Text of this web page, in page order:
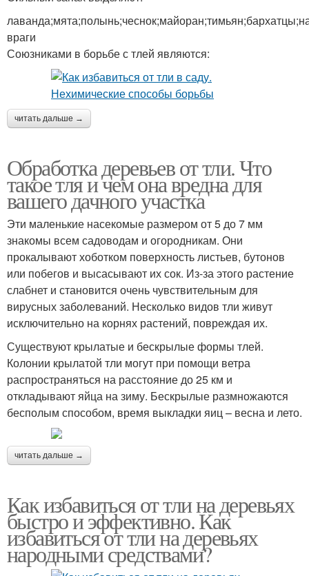
враги
Союзниками в борьбе с тлей являются:
читать дальше →
Обработка деревьев от тли. Что
такое тля и чем она вредна для
вашего дачного участка
Эти маленькие насекомые размером от 5 до 7 мм
знакомы всем садоводам и огородникам. Они
прокалывают хоботком поверхность листьев, бутонов
или побегов и высасывают их сок. Из-за этого растение
слабнет и становится очень чувствительным для
вирусных заболеваний. Несколько видов тли живут
исключительно на корнях растений, повреждая их.
Существуют крылатые и бескрылые формы тлей.
Колонии крылатой тли могут при помощи ветра
распространяться на расстояние до 25 км и
откладывают яйца на зиму. Бескрылые размножаются
бесполым способом, время выкладки яиц – весна и лето.
читать дальше →
Как избавиться от тли на деревьях
быстро и эффективно. Как
избавиться от тли на деревьях
народными средствами?